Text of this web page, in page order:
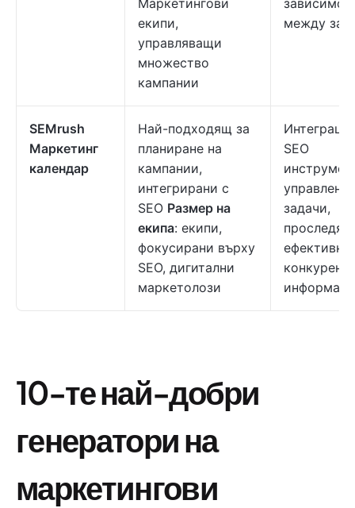
Маркетингови
екипи,
управляващи
множество
кампании
между
SEMrush
Маркетинг
календар
Най-подходящ за
планиране на
кампании,
интегрирани с
SEO Размер на
екипа: екипи,
фокусирани върху
SEO, дигитални
маркетолози
SEO
задачи,
10-те най-добри
генератори на
маркетингови